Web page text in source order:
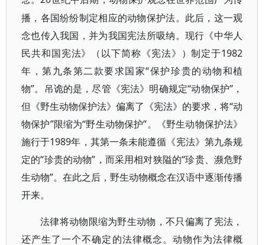
播，各国纷纷制定相应的动物保护法。此后，这一观
念也传入我国，并为我国宪法所吸纳。现行《中华人
民共和国宪法》（以下简称《宪法》）制定于1982
年，第九条第二款要求国家“保护珍贵的动物和植
物”。吊诡的是，尽管《宪法》明确规定“动物保护”，
但《野生动物保护法》偏离了《宪法》的要求，将“动
物保护”限缩为“野生动物保护”。《野生动物保护法》
施行于1989年，其第一条未能遵循《宪法》第九条规
定的“珍贵的动物”，而采用相对狭隘的“珍贵、濒危野
生动物”。在此之后，野生动物概念在汉语中逐渐传播
开来。
法律将动物限缩为野生动物，不只偏离了宪法，
还产生了一个不确定的法律概念。动物作为法律概